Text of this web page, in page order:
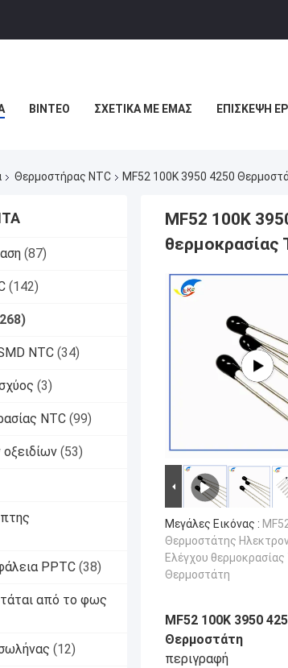
ΒΊΝΤΕΟ ΣΧΕΤΙΚΆ ΜΕ ΕΜΆΣ ΕΠΙΣΚΕΨΉ
Θερμοστήρας NTC MF52 100K 3950 4250
(87)
(142)
NTC (34)
(3)
NTC (99)
(53)
PPTC (38)
από το φως
(12)
MF52 100K
θερμοκρασίας
Μεγάλες Εικόνας :
Θερμοστάτης
Ελέγχου
Θερμοστάτη
MF52 100K 3950
Θερμοστάτη
περιγραφή